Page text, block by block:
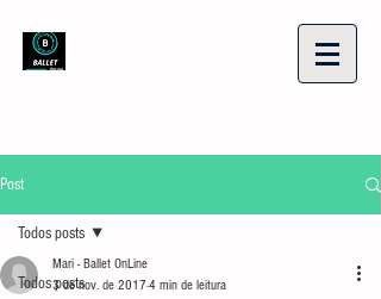
Post
Todos posts
Todos posts
Mari - Ballet OnLine
3 de nov. de 2017 4 min de leitura